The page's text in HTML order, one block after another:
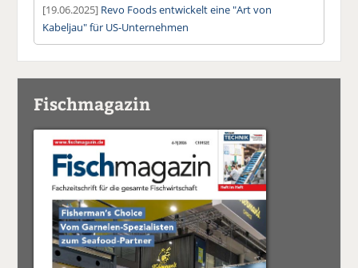
[19.06.2025] Revo Foods entwickelt eine "Art von
Kabeljau" für US-Unternehmen
Fischmagazin